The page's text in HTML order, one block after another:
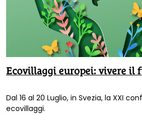
Ecovillaggi europei: vivere il
Dal 16 al 20 Luglio, in Svezia, la XXI
ecovillaggi.